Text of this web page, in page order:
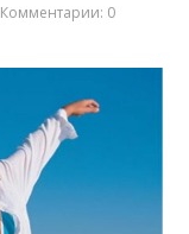
Комментарии: 0